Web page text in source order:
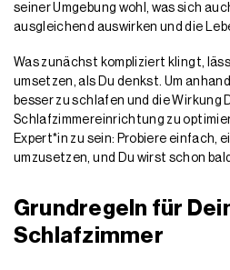
seiner Umgebung wohl, was sich
ausgleichend auswirken und die
Was zunächst kompliziert klingt,
umsetzen, als Du denkst. Um
besser zu schlafen und die Wirkung
Schlafzimmereinrichtung zu
Expert*in zu sein: Probiere einfach,
umzusetzen, und Du wirst schon
Grundregeln für
Schlafzimmer